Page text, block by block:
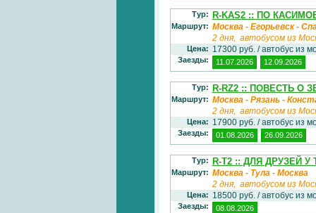
Тур: R-KAS2 :: ПО
Маршрут: Москва - Егорьевск -
2 дня, автобусом из
Цена: 17300 руб. / автобус из
Заезды: 11.07.2026 12.09.2026
Тур: R-RZ2 :: ПОВЕСТЬ О
Маршрут: Москва - Рязань -
2 дня, автобусом из
Цена: 17900 руб. / автобус из
Заезды: 01.08.2026 26.09.2026
Тур: R-T2 :: ДЛЯ ДРУЗЕЙ
Маршрут: Москва - Тула - Москва
2 дня, автобусом из
Цена: 18500 руб. / автобус из
Заезды: 08.08.2026